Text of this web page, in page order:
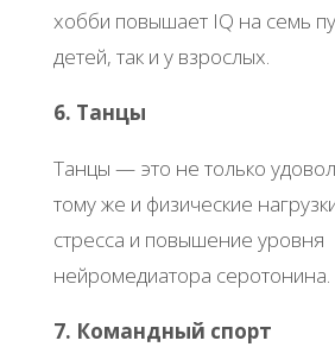
хобби повышает IQ на семь
детей, так и у взрослых.
6. Танцы
Танцы — это не только
тому же и физические
стресса и повышение уровня
нейромедиатора серотонина.
7. Командный спорт